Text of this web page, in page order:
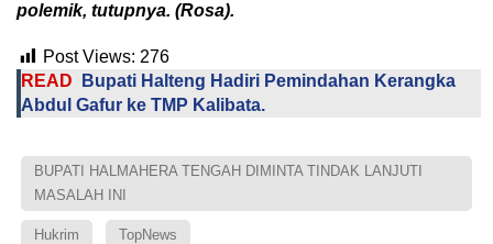
polemik, tutupnya. (Rosa).
Post Views: 276
READ
Bupati Halteng Hadiri Pemindahan Kerangka
Abdul Gafur ke TMP Kalibata.
BUPATI HALMAHERA TENGAH DIMINTA TINDAK LANJUTI
MASALAH INI
Hukrim TopNews